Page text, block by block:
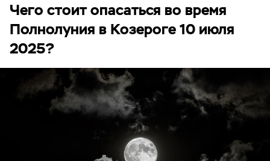
Чего стоит опасаться во время
Полнолуния в Козероге 10 июля
2025?